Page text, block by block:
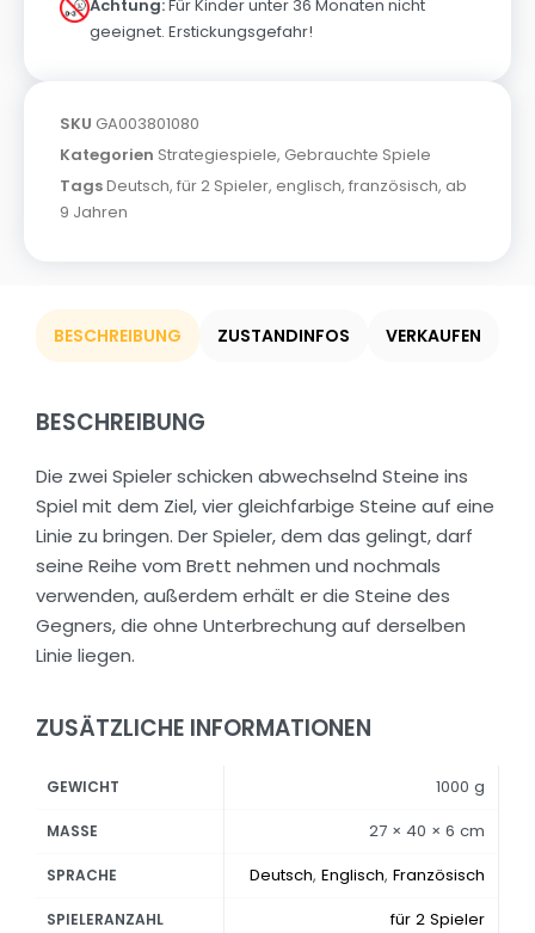
Achtung:Für Kinder unter 36 Monaten nicht
geeignet. Erstickungsgefahr!
SKU GA003801080
Kategorien Strategiespiele, Gebrauchte Spiele
TagsDeutsch, für 2 Spieler, englisch, französisch, ab
9 Jahren
BESCHREIBUNG ZUSTANDINFOS VERKAUFEN
BESCHREIBUNG
Die zwei Spieler schicken abwechselnd Steine ins
Spiel mit dem Ziel, vier gleichfarbige Steine auf eine
Linie zu bringen. Der Spieler, dem das gelingt, darf
seine Reihe vom Brett nehmen und nochmals
verwenden, außerdem erhält er die Steine des
Gegners, die ohne Unterbrechung auf derselben
Linie liegen.
ZUSÄTZLICHE INFORMATIONEN
GEWICHT 1000 g
MASSE 27 × 40 × 6 cm
SPRACHE Deutsch, Englisch, Französisch
SPIELERANZAHL für 2 Spieler